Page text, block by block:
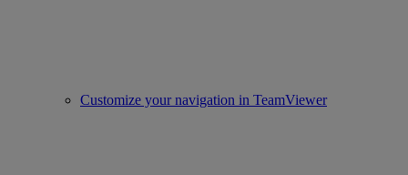
Customize your navigation in TeamViewer